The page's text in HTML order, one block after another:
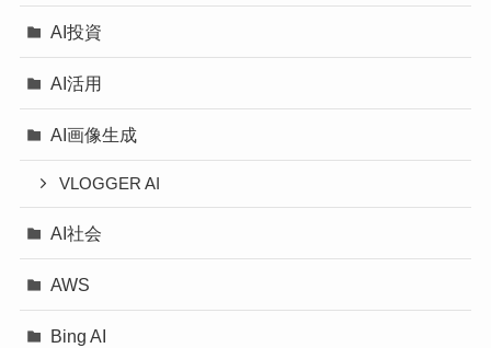
AI投資
AI活用
AI画像生成
VLOGGER AI
AI社会
AWS
Bing AI